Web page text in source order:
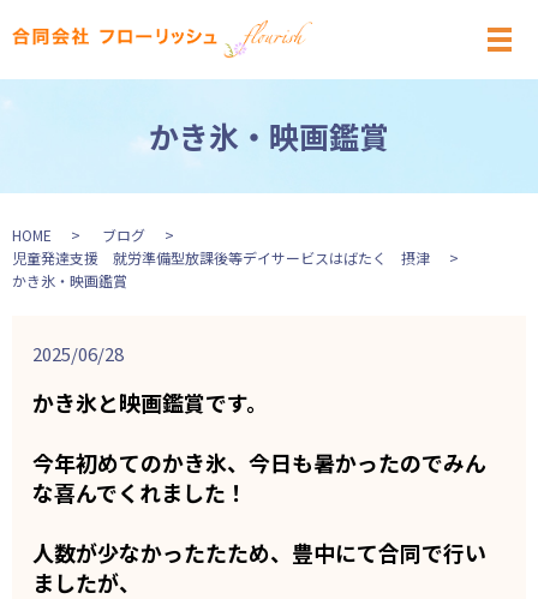
メ
かき氷・映画鑑賞
HOME
ブログ
児童発達支援 就労準備型放課後等デイサービスはばたく 摂津
かき氷・映画鑑賞
2025/06/28
かき氷と映画鑑賞です。
今年初めてのかき氷、今日も暑かったのでみん
な喜んでくれました！
人数が少なかったたため、豊中にて合同で行い
ましたが、